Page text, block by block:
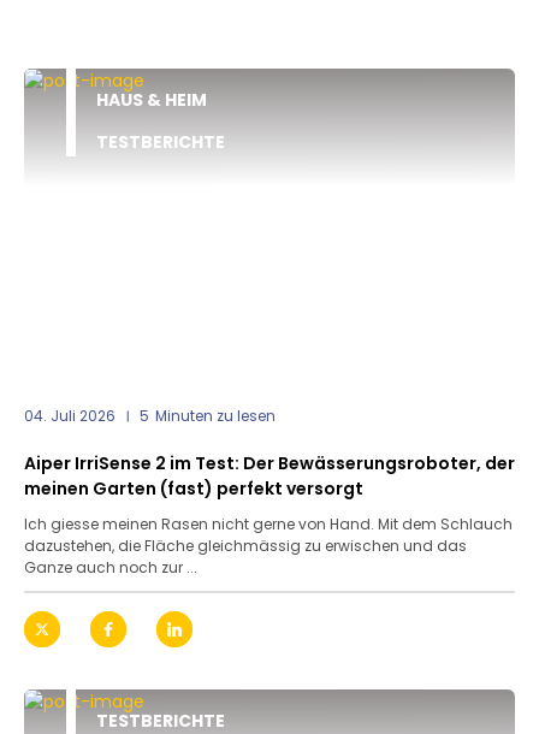
HAUS & HEIM
TESTBERICHTE
04. Juli 2026 5 Minuten zu lesen
Aiper IrriSense 2 im Test: Der Bewässerungsroboter, der
meinen Garten (fast) perfekt versorgt
Ich giesse meinen Rasen nicht gerne von Hand. Mit dem Schlauch
dazustehen, die Fläche gleichmässig zu erwischen und das
Ganze auch noch zur ...
TESTBERICHTE